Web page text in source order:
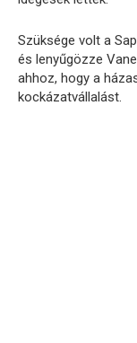
Szüksége volt a
és lenyűgözze
ahhoz, hogy a
kockázatvállalást.